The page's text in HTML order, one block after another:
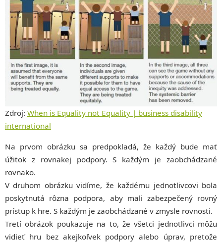
Zdroj: When is Equality not Equality | business disability
international
Na prvom obrázku sa predpokladá, že každý bude mať
úžitok z rovnakej podpory. S každým je zaobchádzané
rovnako.
V druhom obrázku vidíme, že každému jednotlivcovi bola
poskytnutá rôzna podpora, aby mali zabezpečený rovný
prístup k hre. S každým je zaobchádzané v zmysle rovnosti.
Tretí obrázok poukazuje na to, že všetci jednotlivci môžu
vidieť hru bez akejkoľvek podpory alebo úprav, pretože